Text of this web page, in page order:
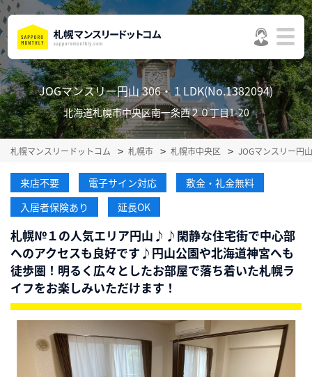
JOGマンスリー円山 306・１LDK(No.1382094)
北海道札幌市中央区南一条西２０丁目1-20
札幌マンスリードットコム 札幌市 札幌市中央区 JOGマンスリー円
来店不要 電子サイン対応
敷金・礼金無料
入居者保険あり
延長OK
札幌№１の人気エリア円山♪♪閑静な住宅街で中心部
へのアクセスも良好です♪円山公園や北海道神宮へも
徒歩圏！明るく広々としたお部屋で落ち着いた札幌ラ
イフをお楽しみいただけます！